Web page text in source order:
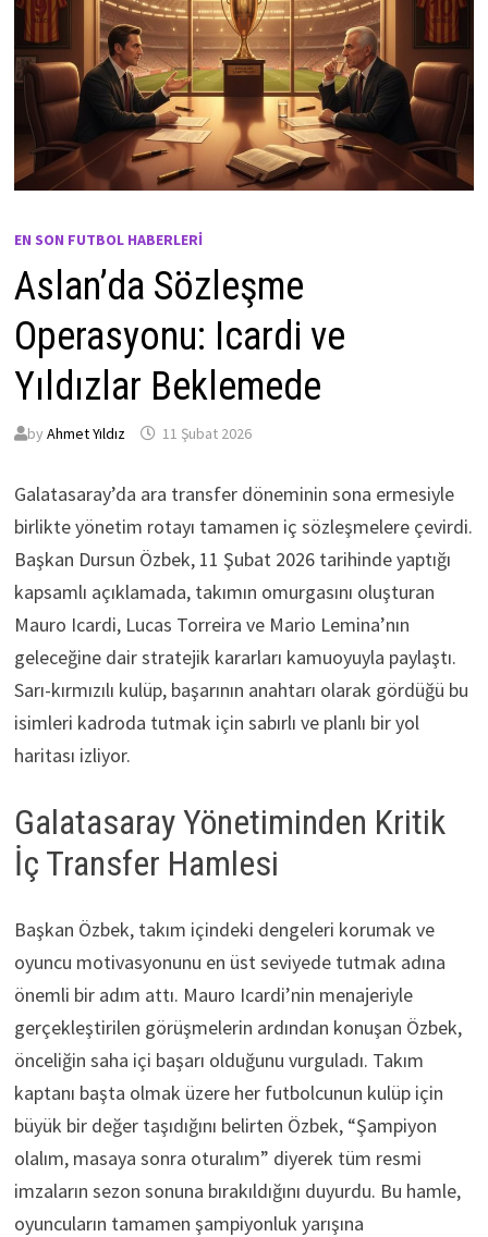
EN SON FUTBOL HABERLERI
Aslan’da Sözleşme
Operasyonu: Icardi ve
Yıldızlar Beklemede
by Ahmet Yıldız 11 Şubat 2026
Galatasaray’da ara transfer döneminin sona ermesiyle
birlikte yönetim rotayı tamamen iç sözleşmelere çevirdi.
Başkan Dursun Özbek, 11 Şubat 2026 tarihinde yaptığı
kapsamlı açıklamada, takımın omurgasını oluşturan
Mauro Icardi, Lucas Torreira ve Mario Lemina’nın
geleceğine dair stratejik kararları kamuoyuyla paylaştı.
Sarı-kırmızılı kulüp, başarının anahtarı olarak gördüğü bu
isimleri kadroda tutmak için sabırlı ve planlı bir yol
haritası izliyor.
Galatasaray Yönetiminden Kritik
İç Transfer Hamlesi
Başkan Özbek, takım içindeki dengeleri korumak ve
oyuncu motivasyonunu en üst seviyede tutmak adına
önemli bir adım attı. Mauro Icardi’nin menajeriyle
gerçekleştirilen görüşmelerin ardından konuşan Özbek,
önceliğin saha içi başarı olduğunu vurguladı. Takım
kaptanı başta olmak üzere her futbolcunun kulüp için
büyük bir değer taşıdığını belirten Özbek, “Şampiyon
olalım, masaya sonra oturalım” diyerek tüm resmi
imzaların sezon sonuna bırakıldığını duyurdu. Bu hamle,
oyuncuların tamamen şampiyonluk yarışına